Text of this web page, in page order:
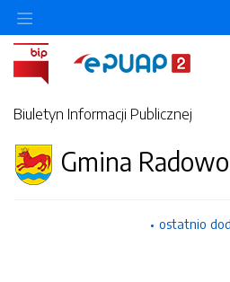
Biuletyn Informacji Publicznej
Gmina Radowo
ostatnio